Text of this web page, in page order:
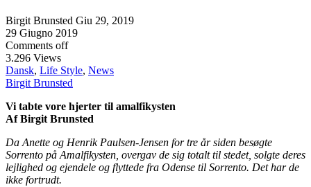
Birgit Brunsted Giu 29, 2019
29 Giugno 2019
Comments off
3.296 Views
Dansk, Life Style, News
Birgit Brunsted
Vi tabte vore hjerter til amalfikysten
Af Birgit Brunsted
Da Anette og Henrik Paulsen-Jensen for tre år siden besøgte
Sorrento på Amalfikysten, overgav de sig totalt til stedet, solgte deres
lejlighed og ejendele og flyttede fra Odense til Sorrento. Det har de
ikke fortrudt.